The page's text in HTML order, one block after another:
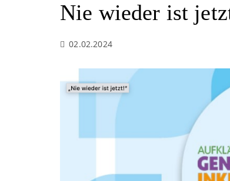
Nie wieder ist
02.02.2024